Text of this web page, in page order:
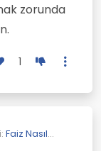
zorunda
1
Faiz Nasıl